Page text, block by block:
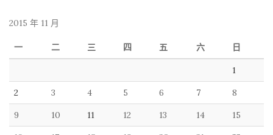
2015 年 11 月
一 二 三 四 五 六 日
1
2 3 4 5 6 7 8
9 10 11 12 13 14 15